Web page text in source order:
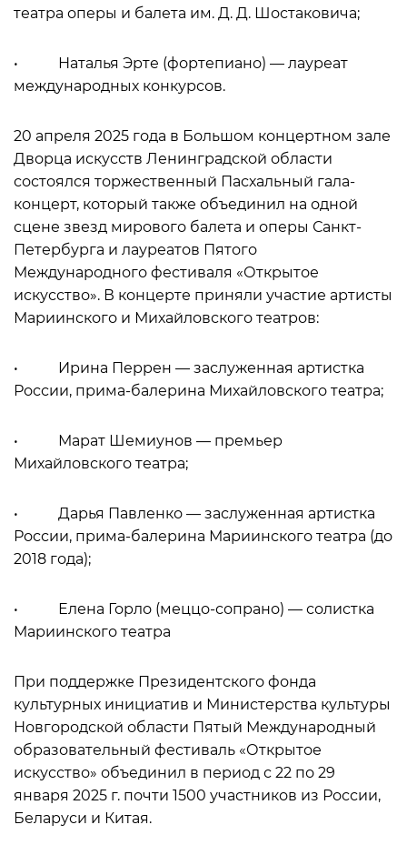
театра оперы и балета им. Д. Д. Шостаковича;
• Наталья Эрте (фортепиано) — лауреат
международных конкурсов.
20 апреля 2025 года в Большом концертном зале
Дворца искусств Ленинградской области
состоялся торжественный Пасхальный гала-
концерт, который также объединил на одной
сцене звезд мирового балета и оперы Санкт-
Петербурга и лауреатов Пятого
Международного фестиваля «Открытое
искусство». В концерте приняли участие артисты
Мариинского и Михайловского театров:
• Ирина Перрен — заслуженная артистка
России, прима-балерина Михайловского театра;
• Марат Шемиунов — премьер
Михайловского театра;
• Дарья Павленко — заслуженная артистка
России, прима-балерина Мариинского театра (до
2018 года);
• Елена Горло (меццо-сопрано) — солистка
Мариинского театра
При поддержке Президентского фонда
культурных инициатив и Министерства культуры
Новгородской области Пятый Международный
образовательный фестиваль «Открытое
искусство» объединил в период с 22 по 29
января 2025 г. почти 1500 участников из России,
Беларуси и Китая.